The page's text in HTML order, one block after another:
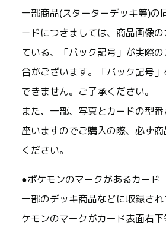
一部商品(スターターデッキ等)の
ードにつきましては、商品画像
ている、「パック記号」が実際
合がございます。「パック記号
できません。ご了承ください。
また、一部、写真とカードの型
座いますのでご購入の際、必ず
ください。
●ポケモンのマークがあるカード
一部のデッキ商品などに収録さ
ケモンのマークがカード表面右